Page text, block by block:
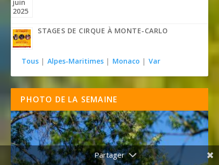
STAGES DE CIRQUE À MONTE-CARLO
Tous | Alpes-Maritimes | Monaco | Var
PHOTO DE LA SEMAINE